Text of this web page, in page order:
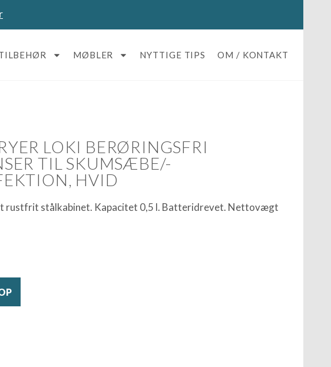
MØBLER NYTTIGE TIPS OM / KONTAKT
LOKI BERØRINGSFRI
TIL SKUMSÆBE/-
HVID
rustfrit stålkabinet. Kapacitet 0,5 l. Batteridrevet. Nettovægt